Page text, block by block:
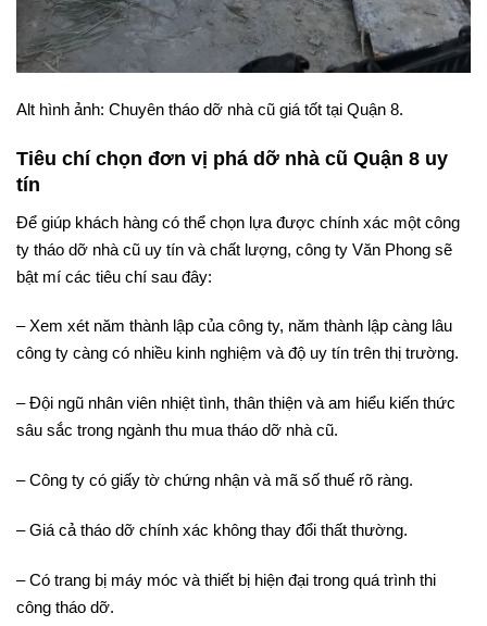
Alt hình ảnh: Chuyên tháo dỡ nhà cũ giá tốt tại Quận 8.
Tiêu chí chọn đơn vị phá dỡ nhà cũ Quận 8 uy
tín
Để giúp khách hàng có thể chọn lựa được chính xác một công
ty tháo dỡ nhà cũ uy tín và chất lượng, công ty Văn Phong sẽ
bật mí các tiêu chí sau đây:
– Xem xét năm thành lập của công ty, năm thành lập càng lâu
công ty càng có nhiều kinh nghiệm và độ uy tín trên thị trường.
– Đội ngũ nhân viên nhiệt tình, thân thiện và am hiểu kiến thức
sâu sắc trong ngành thu mua tháo dỡ nhà cũ.
– Công ty có giấy tờ chứng nhận và mã số thuế rõ ràng.
– Giá cả tháo dỡ chính xác không thay đổi thất thường.
– Có trang bị máy móc và thiết bị hiện đại trong quá trình thi
công tháo dỡ.